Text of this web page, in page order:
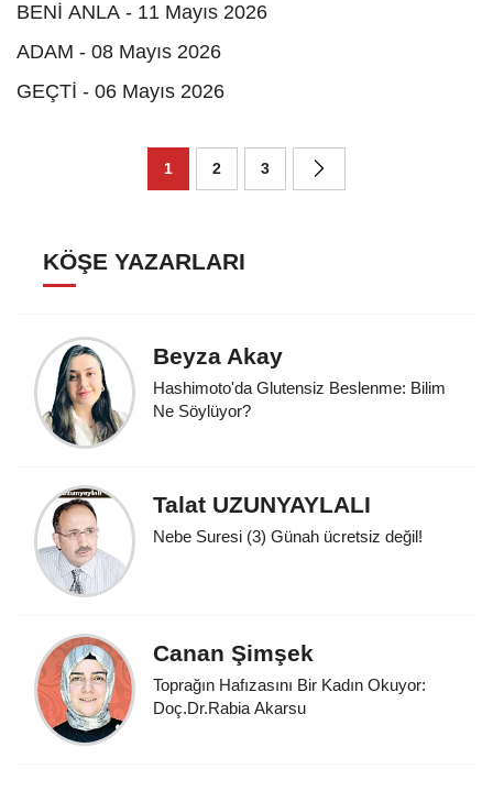
BENİ ANLA - 11 Mayıs 2026
ADAM - 08 Mayıs 2026
GEÇTİ - 06 Mayıs 2026
1 2 3
KÖŞE YAZARLARI
Beyza Akay
Hashimoto'da Glutensiz Beslenme: Bilim
Ne Söylüyor?
Talat UZUNYAYLALI
Nebe Suresi (3) Günah ücretsiz değil!
Canan Şimşek
Toprağın Hafızasını Bir Kadın Okuyor:
Doç.Dr.Rabia Akarsu